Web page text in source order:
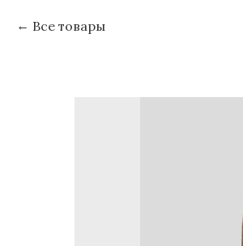
Все товары